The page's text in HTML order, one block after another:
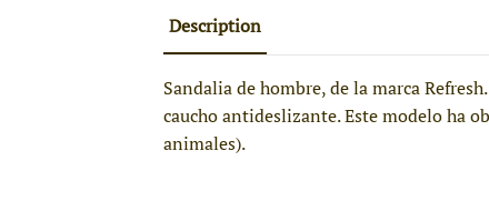
Description
Sandalia de hombre, de la marca
caucho antideslizante. Este modelo ha
animales).